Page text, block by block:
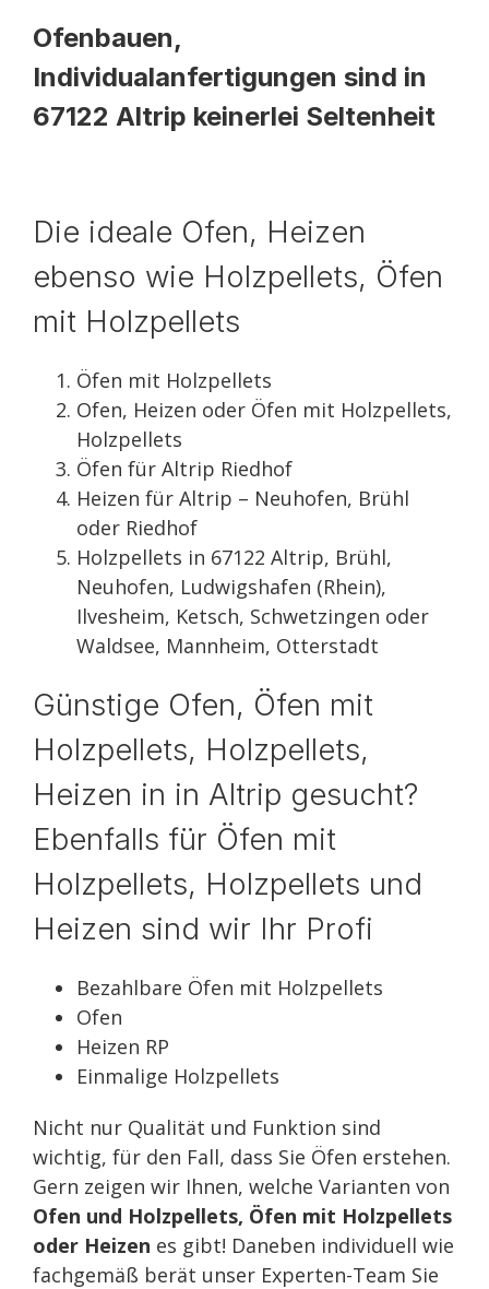
Ofenbauen,
Individualanfertigungen sind in
67122 Altrip keinerlei Seltenheit
Die ideale Ofen, Heizen
ebenso wie Holzpellets, Öfen
mit Holzpellets
Öfen mit Holzpellets
Ofen, Heizen oder Öfen mit Holzpellets,
Holzpellets
Öfen für Altrip Riedhof
Heizen für Altrip – Neuhofen, Brühl
oder Riedhof
Holzpellets in 67122 Altrip, Brühl,
Neuhofen, Ludwigshafen (Rhein),
Ilvesheim, Ketsch, Schwetzingen oder
Waldsee, Mannheim, Otterstadt
Günstige Ofen, Öfen mit
Holzpellets, Holzpellets,
Heizen in in Altrip gesucht?
Ebenfalls für Öfen mit
Holzpellets, Holzpellets und
Heizen sind wir Ihr Profi
Bezahlbare Öfen mit Holzpellets
Ofen
Heizen RP
Einmalige Holzpellets
Nicht nur Qualität und Funktion sind
wichtig, für den Fall, dass Sie Öfen erstehen.
Gern zeigen wir Ihnen, welche Varianten von
Ofen und Holzpellets, Öfen mit Holzpellets
oder Heizen es gibt! Daneben individuell wie
fachgemäß berät unser Experten-Team Sie